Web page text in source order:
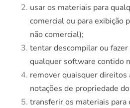
usar os materiais para
comercial ou para exibição
não comercial);
tentar descompilar ou
qualquer software contido
remover quaisquer direitos
notações de propriedade
transferir os materiais para